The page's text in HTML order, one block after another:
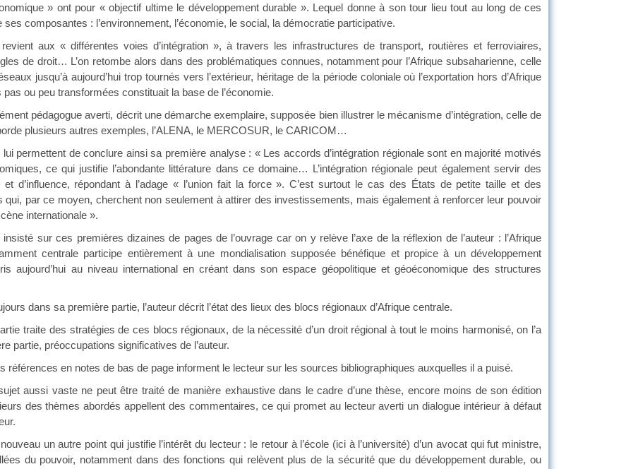
» ont pour « objectif ultime le développement durable ». Lequel donne à son tour lieu tout au long de ces
ses composantes : l’environnement, l’économie, le social, la démocratie participative.
« différentes voies d’intégration », à travers les infrastructures de transport, routières et ferroviaires,
de droit… L’on retombe alors dans des problématiques connues, notamment pour l’Afrique subsaharienne, celle
jusqu’à aujourd’hui trop tournés vers l’extérieur, héritage de la période coloniale où l’exportation hors d’Afrique
ou peu transformées constituait la base de l’économie.
pédagogue averti, décrit une démarche exemplaire, supposée bien illustrer le mécanisme d’intégration, celle de
plusieurs autres exemples, l’ALENA, le MERCOSUR, le CARICOM…
de conclure ainsi sa première analyse : « Les accords d’intégration régionale sont en majorité motivés
ce qui justifie l’abondante littérature dans ce domaine… L’intégration régionale peut également servir des
d’influence, répondant à l’adage « l’union fait la force ». C’est surtout le cas des États de petite taille et des
qui, par ce moyen, cherchent non seulement à attirer des investissements, mais également à renforcer leur pouvoir
internationale ».
ces premières dizaines de pages de l’ouvrage car on y relève l’axe de la réflexion de l’auteur : l’Afrique
centrale participe entièrement à une mondialisation supposée bénéfique et propice à un développement
aujourd’hui au niveau international en créant dans son espace géopolitique et géoéconomique des structures
sa première partie, l’auteur décrit l’état des lieux des blocs régionaux d’Afrique centrale.
des stratégies de ces blocs régionaux, de la nécessité d’un droit régional à tout le moins harmonisé, on l’a
partie, préoccupations significatives de l’auteur.
en notes de bas de page informent le lecteur sur les sources bibliographiques auxquelles il a puisé.
vaste ne peut être traité de manière exhaustive dans le cadre d’une thèse, encore moins de son édition
des thèmes abordés appellent des commentaires, ce qui promet au lecteur averti un dialogue intérieur à défaut
un autre point qui justifie l’intérêt du lecteur : le retour à l’école (ici à l’université) d’un avocat qui fut ministre,
du pouvoir, notamment dans des fonctions qui relèvent plus de la sécurité que du développement durable, ou